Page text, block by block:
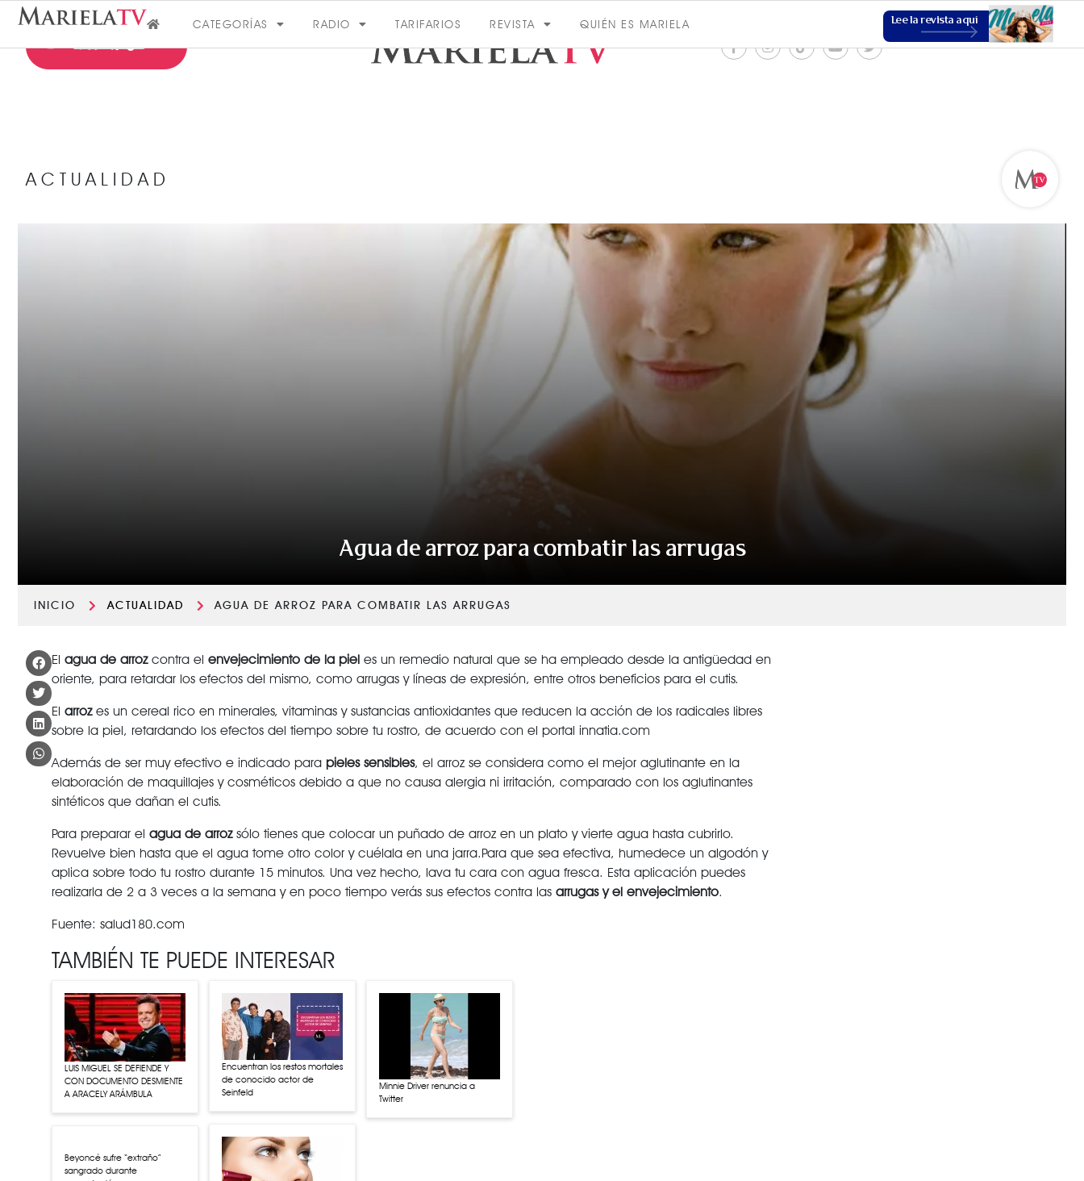
CATEGORÍAS RADIO TARIFARIOS REVISTA QUIÉN ES MARIELA Lee la revista aquí
VER MÁS VER MÁS
VER TODAS LAS CATEGORÍAS
ACTUALIDAD
Agua de arroz para combatir las arrugas
INICIO ACTUALIDAD AGUA DE ARROZ PARA COMBATIR LAS ARRUGAS
El agua de arrozcontra el envejecimiento de la piel es un remedio natural que se ha empleado desde la antigüedad en
oriente, para retardar los efectos del mismo, como arrugas y líneas de expresión, entre otros beneficios para el cutis.
El arrozes un cereal rico en minerales, vitaminas y sustancias antioxidantes que reducen la acción de los radicales libres
sobre la piel, retardando los efectos del tiempo sobre tu rostro, de acuerdo con el portal innatia.com
Además de ser muy efectivo e indicado para pieles sensibles, el arroz se considera como el mejor aglutinante en la
elaboración de maquillajes y cosméticos debido a que no causa alergia ni irritación, comparado con los aglutinantes
sintéticos que dañan el cutis.
Para preparar el agua de arroz sólo tienes que colocar un puñado de arroz en un plato y vierte agua hasta cubrirlo.
Revuelve bien hasta que el agua tome otro color y cuélala en una jarra.Para que sea efectiva, humedece un algodón y
aplica sobre todo tu rostro durante 15 minutos. Una vez hecho, lava tu cara con agua fresca. Esta aplicación puedes
realizarla de 2 a 3 veces a la semana y en poco tiempo verás sus efectos contra las arrugas y el envejecimiento.
Fuente: salud180.com
TAMBIÉN TE PUEDE INTERESAR
LUIS MIGUEL SE DEFIENDE Y
CON DOCUMENTO DESMIENTE
A ARACELY ARÁMBULA
Encuentran los restos mortales
de conocido actor de
Seinfeld
Minnie Driver renuncia a
Twitter